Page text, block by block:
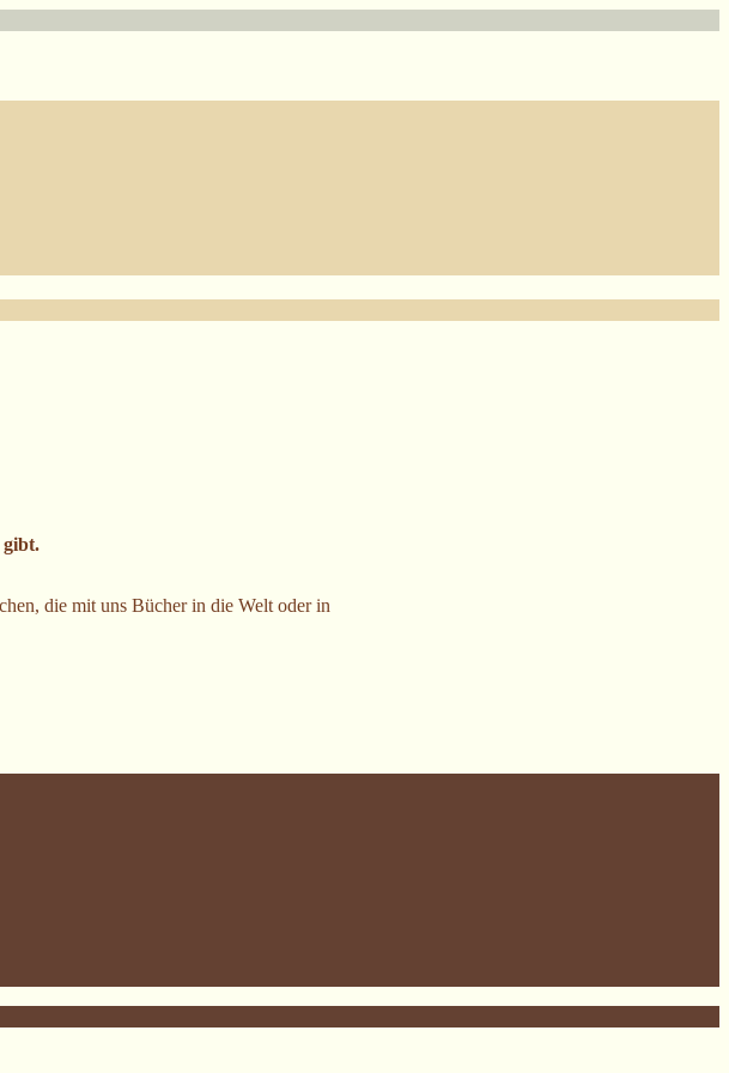
gibt.
die mit uns Bücher in die Welt oder in